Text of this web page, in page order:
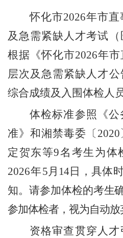
怀化市2026年市直
及急需紧缺人才考试
根据《怀化市2026年市
层次及急需紧缺人才公
综合成绩及入围体检人
体检标准参照《
准》和湘禁毒委〔 2020
定贺东等9名考生为体
2026年5月 14日， 具体
知。请参加体检的考生
参加体检者，视为自动放
资格审查贯穿 人